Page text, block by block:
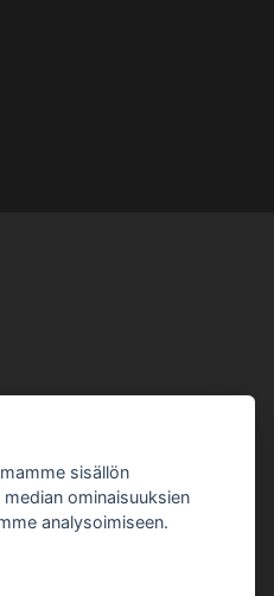
sisällön
ominaisuuksien
analysoimiseen.